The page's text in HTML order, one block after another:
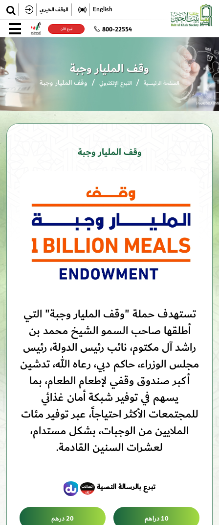
✕ English الوقف الخيري
تسجيل الدخول تسجيل 800-22554 تبرع الآن
وقف المليار وجبة
الصفحة الرئيسية التبرع الإلكتروني وقف المليار وجبة
وقف المليار وجبة
تستهدف حملة "وقف المليار وجبة" التي
أطلقها صاحب السمو الشيخ محمد بن
راشد آل مكتوم، نائب رئيس الدولة، رئيس
مجلس الوزراء، حاكم دبي، رعاه الله، تدشين
أكبر صندوق وقفي لإطعام الطعام، بما
يسهم في توفير شبكة أمان غذائي
للمجتمعات الأكثر احتياجاً، عبر توفير مئات
الملايين من الوجبات، بشكل مستدام،
لعشرات السنين القادمة.
تبرع بالرسالة النصية
10 دراهم 20 درهم